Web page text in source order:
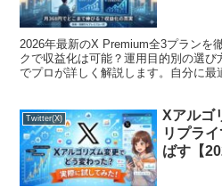
2026年最新のX Premium全3プランを
クで収益化は可能？運用目的別の選び
でプロが詳しく解説します。自分に
Twitter(X)
Xアルゴ
リプラ
ばす【